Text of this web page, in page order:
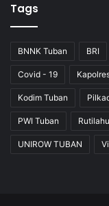
Tags
BNNK Tuban BRI
Covid - 19
Kodim Tuban
PWI Tuban Rutilahu
UNIROW TUBAN